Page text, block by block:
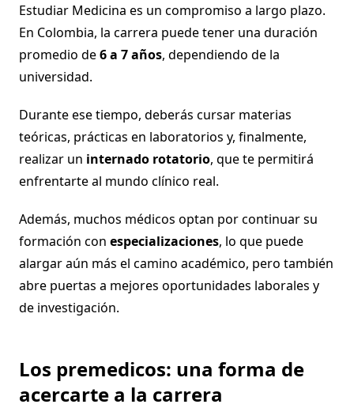
Estudiar Medicina es un compromiso a largo plazo.
En Colombia, la carrera puede tener una duración
promedio de6 a 7 años, dependiendo de la
universidad.
Durante ese tiempo, deberás cursar materias
teóricas, prácticas en laboratorios y, finalmente,
realizar un internado rotatorio, que te permitirá
enfrentarte al mundo clínico real.
Además, muchos médicos optan por continuar su
formación con especializaciones, lo que puede
alargar aún más el camino académico, pero también
abre puertas a mejores oportunidades laborales y
de investigación.
Los premedicos: una forma de
acercarte a la carrera